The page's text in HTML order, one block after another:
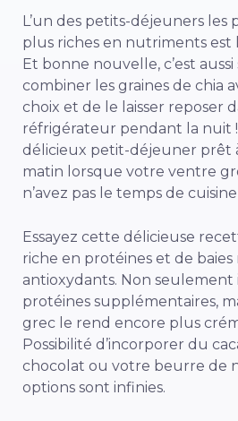
L’un des petits-déjeuners les
plus riches en nutriments est
Et bonne nouvelle, c’est
combiner les graines de chia
choix et de le laisser reposer
réfrigérateur pendant la nuit
délicieux petit-déjeuner prêt
matin lorsque votre ventre
n’avez pas le temps de
Essayez cette délicieuse
riche en protéines et de baies
antioxydants. Non seulement
protéines supplémentaires,
grec le rend encore plus
Possibilité d’incorporer du
chocolat ou votre beurre de
options sont infinies.